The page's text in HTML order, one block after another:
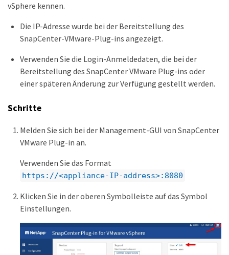
vSphere kennen.
Die IP-Adresse wurde bei der Bereitstellung des
SnapCenter-VMware-Plug-ins angezeigt.
Verwenden Sie die Login-Anmeldedaten, die bei der
Bereitstellung des SnapCenter VMware Plug-ins oder
einer späteren Änderung zur Verfügung gestellt werden.
Schritte
Melden Sie sich bei der Management-GUI von SnapCenter
VMware Plug-in an.
Verwenden Sie das Format
https://<appliance-IP-address>:8080
Klicken Sie in der oberen Symbolleiste auf das Symbol
Einstellungen.